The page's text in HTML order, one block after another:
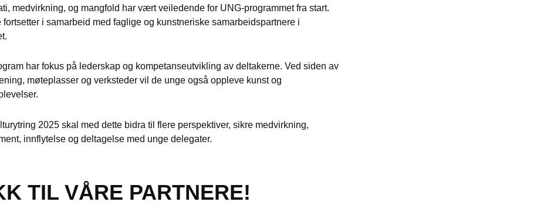
medvirkning, og mangfold har vært veiledende for UNG-programmet fra start.
fortsetter i samarbeid med faglige og kunstneriske samarbeidspartnere i
har fokus på lederskap og kompetanseutvikling av deltakerne. Ved siden av
møteplasser og verksteder vil de unge også oppleve kunst og
2025 skal med dette bidra til flere perspektiver, sikre medvirkning,
innflytelse og deltagelse med unge delegater.
TIL VÅRE PARTNERE!